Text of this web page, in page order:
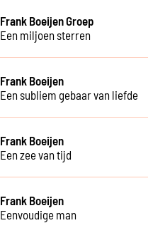
Frank Boeijen Groep
Een miljoen sterren
Frank Boeijen
Een subliem gebaar van liefde
Frank Boeijen
Een zee van tijd
Frank Boeijen
Eenvoudige man